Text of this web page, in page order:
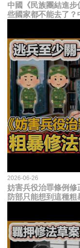
中國《民族團結進
些國家都不能去了？
2026-06-26
妨害兵役治罪條例修
防部只能想到這種